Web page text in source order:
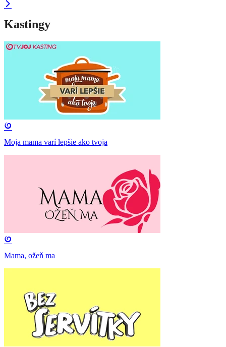
Kastingy
Moja mama varí lepšie ako tvoja
Mama, ožeň ma